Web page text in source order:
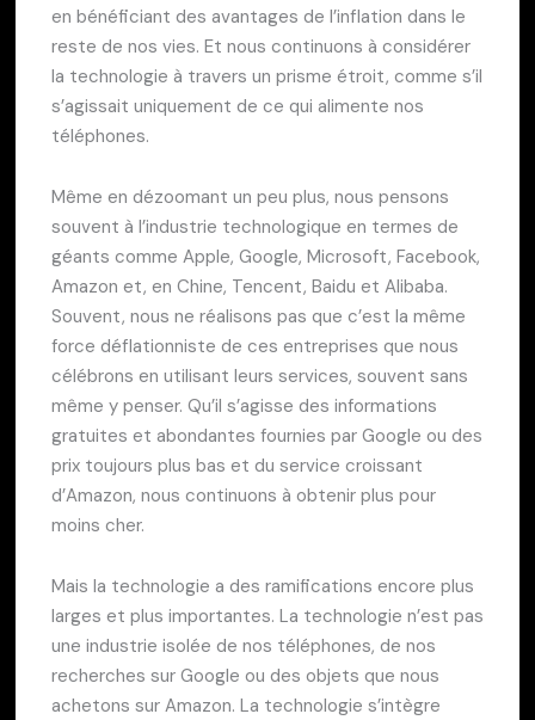
en bénéficiant des avantages de l’inflation dans le
reste de nos vies. Et nous continuons à considérer
la technologie à travers un prisme étroit, comme s’il
s’agissait uniquement de ce qui alimente nos
téléphones.
Même en dézoomant un peu plus, nous pensons
souvent à l’industrie technologique en termes de
géants comme Apple, Google, Microsoft, Facebook,
Amazon et, en Chine, Tencent, Baidu et Alibaba.
Souvent, nous ne réalisons pas que c’est la même
force déflationniste de ces entreprises que nous
célébrons en utilisant leurs services, souvent sans
même y penser. Qu’il s’agisse des informations
gratuites et abondantes fournies par Google ou des
prix toujours plus bas et du service croissant
d’Amazon, nous continuons à obtenir plus pour
moins cher.
Mais la technologie a des ramifications encore plus
larges et plus importantes. La technologie n’est pas
une industrie isolée de nos téléphones, de nos
recherches sur Google ou des objets que nous
achetons sur Amazon. La technologie s’intègre